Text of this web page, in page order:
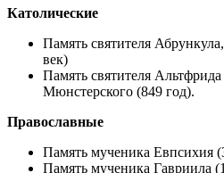
Католические
Память святителя
век)
Память святителя
Мюнстерского (849 год).
Православные
Память мученика Евпсихия
Память мученика Гавриила